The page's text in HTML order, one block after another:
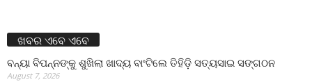
ଖବର ଏବେ ଏବେ
ବନ୍ୟା ବିପନ୍ନଙ୍କୁ ଶୁଖିଲା ଖାଦ୍ୟ ବାଂଟିଲେ ତିହିଡି଼ ସତ୍ୟସାଇ ସଙ୍ଗଠନ
August 7, 2026